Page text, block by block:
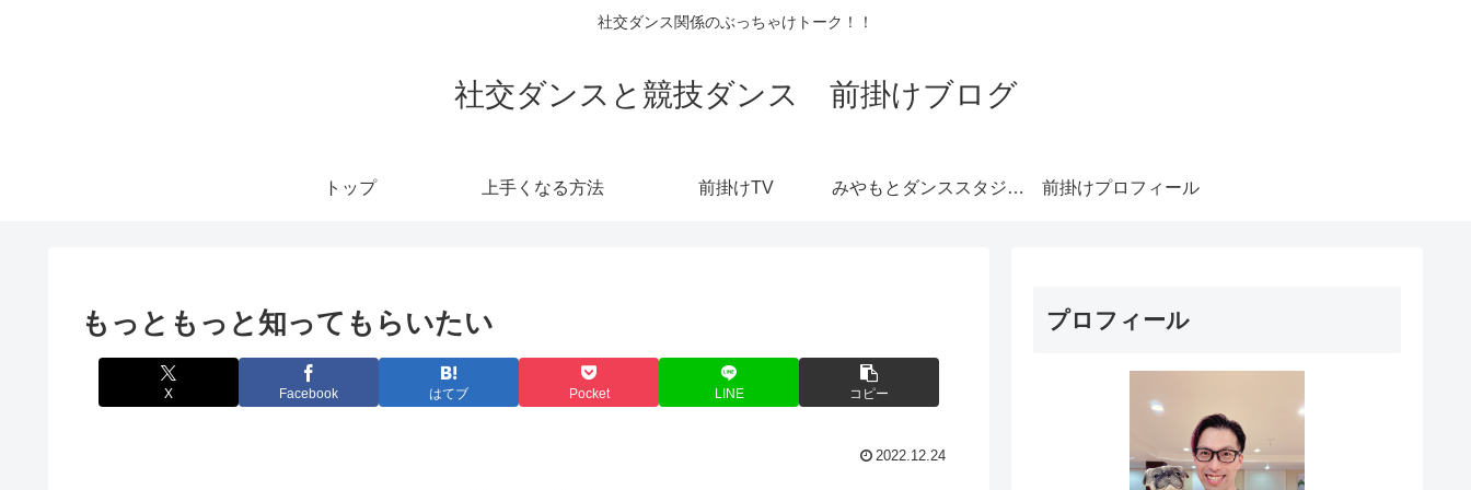
社交ダンス関係のぶっちゃけトーク！！
社交ダンスと競技ダンス 前掛けブログ
トップ 上手くなる方法 前掛けTV みやもとダンススタジオ札幌 前掛けプロフィール
もっともっと知ってもらいたい
X Facebook はてブ Pocket LINE コピー
2022.12.24
プロフィール